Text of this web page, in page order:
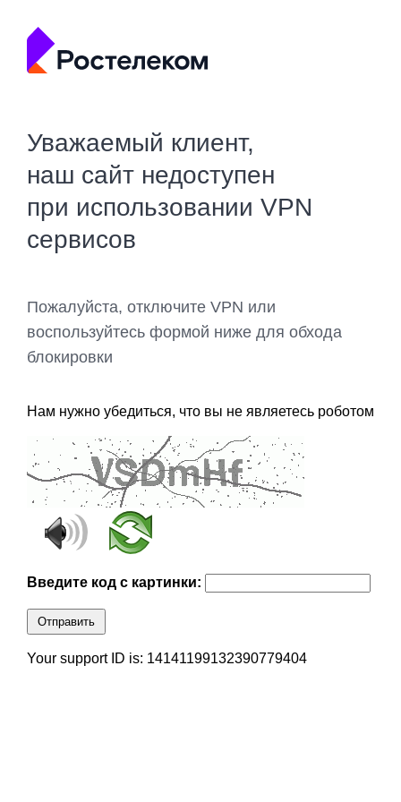
Уважаемый клиент,
наш сайт недоступен
при использовании VPN
сервисов
Пожалуйста, отключите VPN или
воспользуйтесь формой ниже для обхода
блокировки
Нам нужно убедиться, что вы не являетесь роботом
Введите код с картинки:
Отправить
Your support ID is: 14141199132390779404